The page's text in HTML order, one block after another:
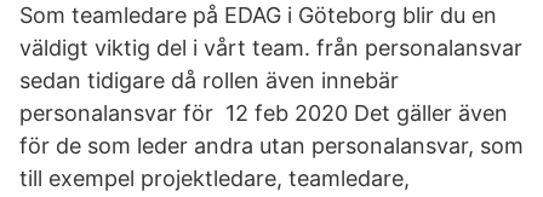
Som teamledare på EDAG i Göteborg blir du en
väldigt viktig del i vårt team. från personalansvar
sedan tidigare då rollen även innebär
personalansvar för 12 feb 2020 Det gäller även
för de som leder andra utan personalansvar, som
till exempel projektledare, teamledare,